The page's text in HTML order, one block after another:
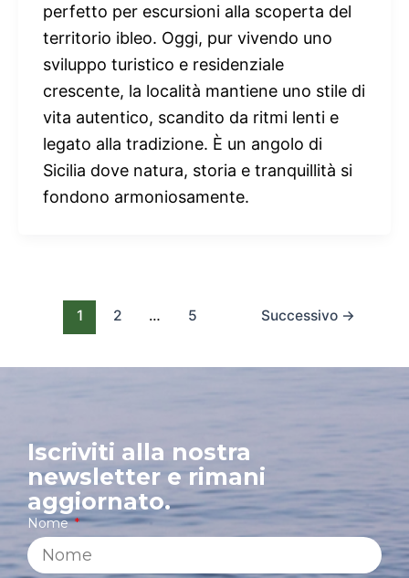
perfetto per escursioni alla scoperta del
territorio ibleo. Oggi, pur vivendo uno
sviluppo turistico e residenziale
crescente, la località mantiene uno stile di
vita autentico, scandito da ritmi lenti e
legato alla tradizione. È un angolo di
Sicilia dove natura, storia e tranquillità si
fondono armoniosamente.
1 2 … 5 Successivo →
Iscriviti alla nostra
newsletter e rimani
aggiornato.
Nome